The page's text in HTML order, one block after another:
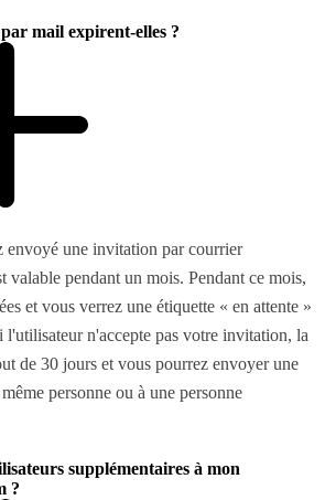
mail expirent-elles ?
envoyé une invitation par courrier
valable pendant un mois. Pendant ce mois,
et vous verrez une étiquette « en attente »
l'utilisateur n'accepte pas votre invitation, la
de 30 jours et vous pourrez envoyer une
personne ou à une personne
supplémentaires à mon
?